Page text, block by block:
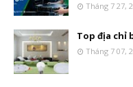
Tháng 7 27,
Top địa chỉ
Tháng 7 07,